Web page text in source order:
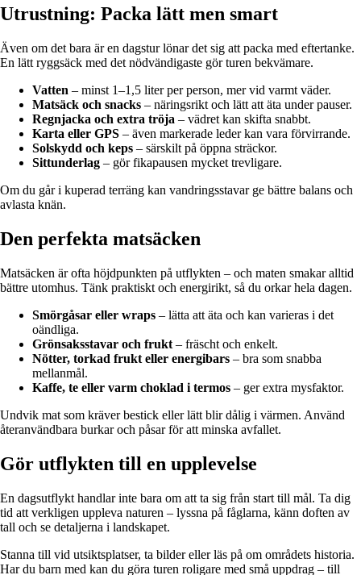
Utrustning: Packa lätt men smart
Även om det bara är en dagstur lönar det sig att packa med eftertanke.
En lätt ryggsäck med det nödvändigaste gör turen bekvämare.
Vatten – minst 1–1,5 liter per person, mer vid varmt väder.
Matsäck och snacks – näringsrikt och lätt att äta under pauser.
Regnjacka och extra tröja – vädret kan skifta snabbt.
Karta eller GPS – även markerade leder kan vara förvirrande.
Solskydd och keps – särskilt på öppna sträckor.
Sittunderlag – gör fikapausen mycket trevligare.
Om du går i kuperad terräng kan vandringsstavar ge bättre balans och
avlasta knän.
Den perfekta matsäcken
Matsäcken är ofta höjdpunkten på utflykten – och maten smakar alltid
bättre utomhus. Tänk praktiskt och energirikt, så du orkar hela dagen.
Smörgåsar eller wraps – lätta att äta och kan varieras i det
oändliga.
Grönsaksstavar och frukt – fräscht och enkelt.
Nötter, torkad frukt eller energibars – bra som snabba
mellanmål.
Kaffe, te eller varm choklad i termos – ger extra mysfaktor.
Undvik mat som kräver bestick eller lätt blir dålig i värmen. Använd
återanvändbara burkar och påsar för att minska avfallet.
Gör utflykten till en upplevelse
En dagsutflykt handlar inte bara om att ta sig från start till mål. Ta dig
tid att verkligen uppleva naturen – lyssna på fåglarna, känn doften av
tall och se detaljerna i landskapet.
Stanna till vid utsiktsplatser, ta bilder eller läs på om områdets historia.
Har du barn med kan du göra turen roligare med små uppdrag – till